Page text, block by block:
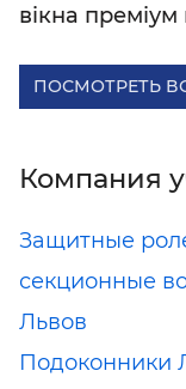
вікна преміум
ПОСМОТРЕТЬ
Компания
Защитные
секционные
Львов
Подоконники